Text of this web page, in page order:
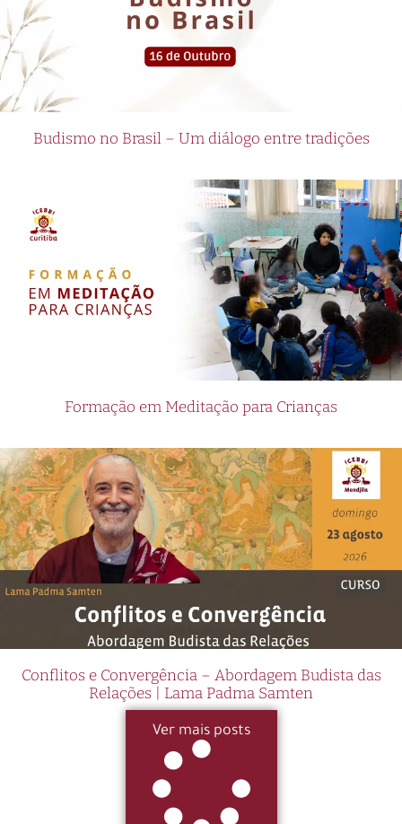
Budismo no Brasil – Um diálogo entre tradições
Formação em Meditação para Crianças
Conflitos e Convergência – Abordagem Budista das
Relações | Lama Padma Samten
Ver mais posts